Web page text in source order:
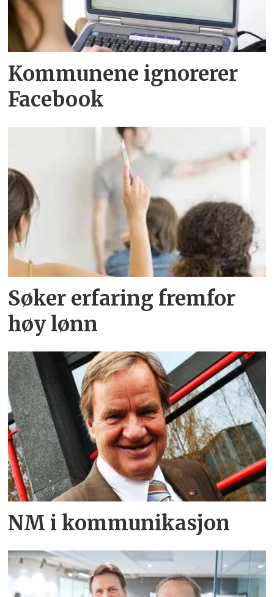
Kommunene ignorerer
Facebook
Søker erfaring fremfor
høy lønn
NM i kommunikasjon